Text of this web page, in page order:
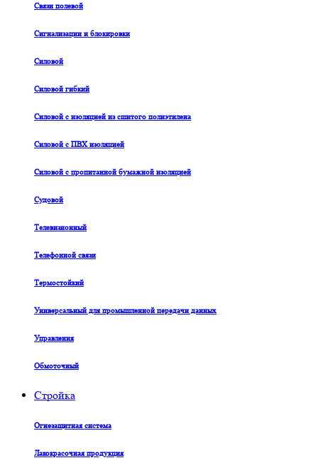
Связи полевой
Сигнализации и блокировки
Силовой
Силовой гибкий
Силовой с изоляцией из сшитого полиэтилена
Силовой с ПВХ изоляцией
Силовой с пропитанной бумажной изоляцией
Судовой
Телевизионный
Телефонной связи
Термостойкий
Универсальный для промышленной передачи данных
Управления
Обмоточный
Стройка
Огнезащитная система
Лакокрасочная продукция